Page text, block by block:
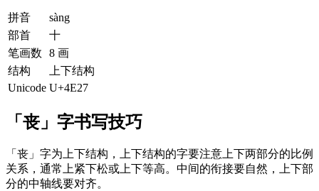
拼音
sàng
部首
十
笔画数
8 画
结构
上下结构
Unicode U+4E27
「丧」字书写技巧
「丧」字为上下结构，上下结构的字要注意上下两部分的比例
关系，通常上紧下松或上下等高。中间的衔接要自然，上下部
分的中轴线要对齐。